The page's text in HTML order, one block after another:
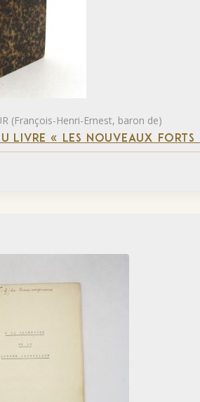
(François-Henri-Ernest, baron de)
LIVRE « LES NOUVEAUX